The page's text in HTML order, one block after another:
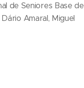
de Seniores Base de
Amaral, Miguel